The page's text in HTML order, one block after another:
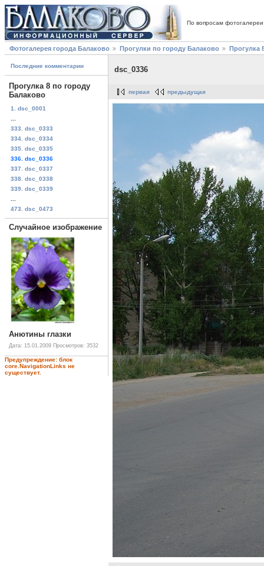
По вопросам
Фотогалерея города Балаково Прогулки по городу Балаково Прогулка
Последние комментарии
Прогулка 8 по городу
Балаково
1. dsc_0001
333. dsc_0333
334. dsc_0334
335. dsc_0335
336. dsc_0336
337. dsc_0337
338. dsc_0338
339. dsc_0339
473. dsc_0473
Случайное изображение
Анютины глазки
Дата: 15.01.2009 Просмотров: 3532
Предупреждение: блок
core.NavigationLinks не
существует.
dsc_0336
первая предыдущая